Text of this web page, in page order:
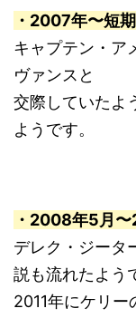
・2007年〜短
キャプテン・ア
ヴァンスと
交際していたよ
ようです。
・2008年5月
デレク・ジータ
説も流れたよう
2011年にケリ